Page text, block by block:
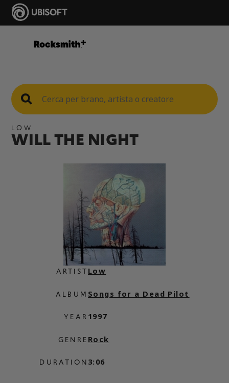
LOW
WILL THE NIGHT
ARTIST
ALBUM
YEAR
GENRE
DURATION
Low
Songs for a Dead Pilot
1997
Rock
3:06